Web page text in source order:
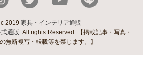
2019 家具・インテリア通販
通販 . All rights Reserved. 【掲載記事・写真・
無断複写・転載等を禁じます。】